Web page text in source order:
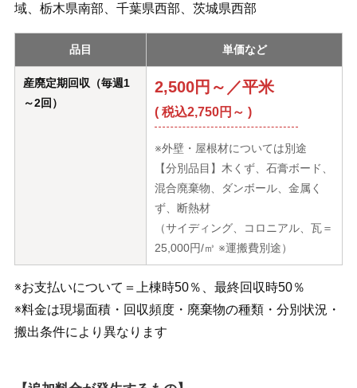
域、栃木県南部、千葉県西部、茨城県西部
品目 単価など
産廃定期回収（毎週1
～2回）
2,500円～／平米
( 税込2,750円～ )
※外壁・屋根材については別途
【分別品目】木くず、石膏ボード、
混合廃棄物、ダンボール、金属く
ず、断熱材
（サイディング、コロニアル、瓦＝
25,000円/㎥ ※運搬費別途）
※お支払いについて＝上棟時50％、最終回収時50％
※料金は現場面積・回収頻度・廃棄物の種類・分別状況・
搬出条件により異なります